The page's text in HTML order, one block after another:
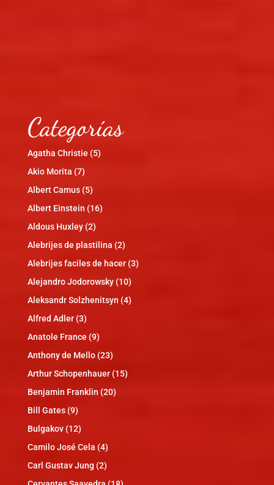
Categorías
Agatha Christie (5)
Akio Morita (7)
Albert Camus(5)
Albert Einstein (16)
Aldous Huxley(2)
Alebrijes de plastilina (2)
Alebrijes faciles de hacer(3)
Alejandro Jodorowsky(10)
Aleksandr Solzhenitsyn (4)
Alfred Adler(3)
Anatole France (9)
Anthony de Mello(23)
Arthur Schopenhauer(15)
Benjamin Franklin (20)
Bill Gates(9)
Bulgakov(12)
Camilo José Cela (4)
Carl Gustav Jung (2)